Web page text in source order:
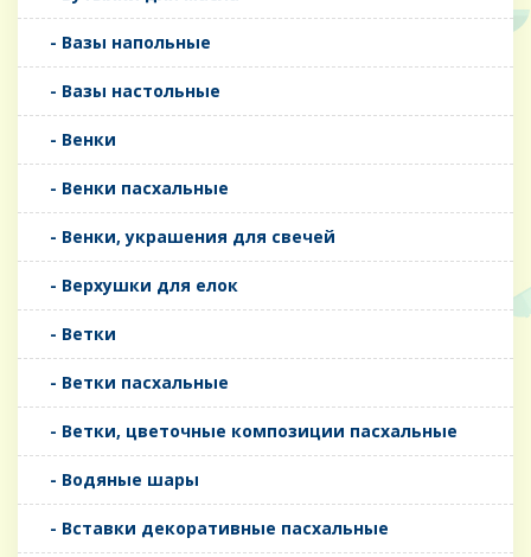
- Вазы напольные
- Вазы настольные
- Венки
- Венки пасхальные
- Венки, украшения для свечей
- Верхушки для елок
- Ветки
- Ветки пасхальные
- Ветки, цветочные композиции пасхальные
- Водяные шары
- Вставки декоративные пасхальные